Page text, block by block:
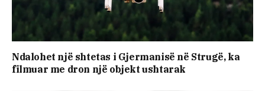
Ndalohet një shtetas i Gjermanisë në Strugë, ka
filmuar me dron një objekt ushtarak